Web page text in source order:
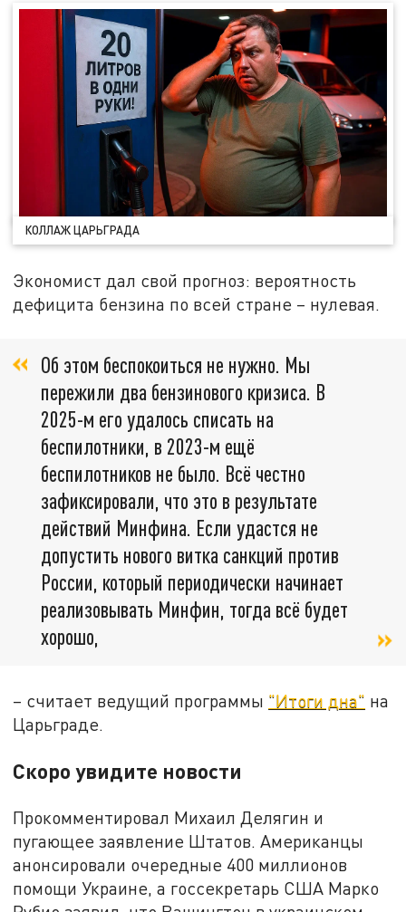
КОЛЛАЖ ЦАРЬГРАДА
Экономист дал свой прогноз: вероятность
дефицита бензина по всей стране – нулевая.
Об этом беспокоиться не нужно. Мы
пережили два бензинового кризиса. В
2025-м его удалось списать на
беспилотники, в 2023-м ещё
беспилотников не было. Всё честно
зафиксировали, что это в результате
действий Минфина. Если удастся не
допустить нового витка санкций против
России, который периодически начинает
реализовывать Минфин, тогда всё будет
хорошо,
– считает ведущий программы "Итоги дна" на
Царьграде.
Скоро увидите новости
Прокомментировал Михаил Делягин и
пугающее заявление Штатов. Американцы
анонсировали очередные 400 миллионов
помощи Украине, а госсекретарь США Марко